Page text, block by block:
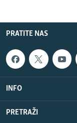
PRATITE NAS
INFO
PRETRAŽI